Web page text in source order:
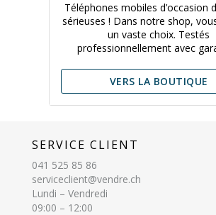
Téléphones mobiles d’occasion
sérieuses ! Dans notre shop,
un vaste choix. Testés
professionnellement avec
VERS LA BOUTIQUE
SERVICE CLIENT
041 525 85 86
serviceclient@vendre.ch
Lundi – Vendredi
09:00 – 12:00